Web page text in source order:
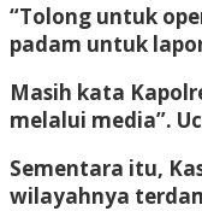
“Tolong untuk
padam untuk
Masih kata
melalui media”.
Sementara itu,
wilayahnya